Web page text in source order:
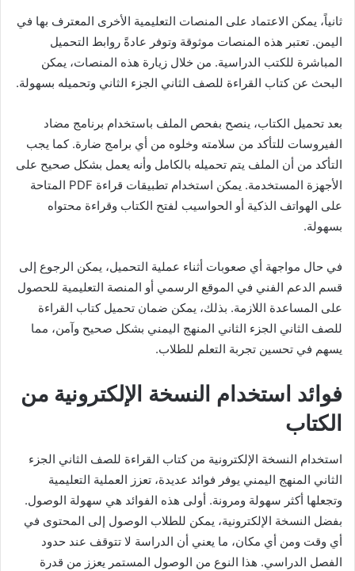
ثانياً، يمكن الاعتماد على المنصات التعليمية الأخرى المعترف بها في
اليمن. تعتبر هذه المنصات موثوقة وتوفر عادةً روابط التحميل
المباشرة للكتب الدراسية. من خلال زيارة هذه المنصات، يمكن
البحث عن كتاب القراءة للصف الثاني الجزء الثاني وتحميله بسهولة.
بعد تحميل الكتاب، ينصح بفحص الملف باستخدام برنامج مضاد
الفيروسات للتأكد من سلامته وخلوه من أي برامج ضارة. كما يجب
التأكد من أن الملف يتم تحميله بالكامل وأنه يعمل بشكل صحيح على
الأجهزة المستخدمة. يمكن استخدام تطبيقات قراءة PDF المتاحة
على الهواتف الذكية أو الحواسيب لفتح الكتاب وقراءة محتواه
بسهولة.
في حال مواجهة أي صعوبات أثناء عملية التحميل، يمكن الرجوع إلى
قسم الدعم الفني في الموقع الرسمي أو المنصة التعليمية للحصول
على المساعدة اللازمة. بذلك، يمكن ضمان تحميل كتاب القراءة
للصف الثاني الجزء الثاني المنهج اليمني بشكل صحيح وآمن، مما
يسهم في تحسين تجربة التعلم للطلاب.
فوائد استخدام النسخة الإلكترونية من
الكتاب
استخدام النسخة الإلكترونية من كتاب القراءة للصف الثاني الجزء
الثاني المنهج اليمني يوفر فوائد عديدة، تعزز العملية التعليمية
وتجعلها أكثر سهولة ومرونة. أولى هذه الفوائد هي سهولة الوصول.
بفضل النسخة الإلكترونية، يمكن للطلاب الوصول إلى المحتوى في
أي وقت ومن أي مكان، ما يعني أن الدراسة لا تتوقف عند حدود
الفصل الدراسي. هذا النوع من الوصول المستمر يعزز من قدرة